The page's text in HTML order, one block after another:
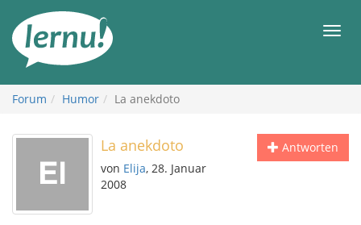
Inhalt
Forum Humor La anekdoto
Antworten
La anekdoto
von Elija, 28. Januar
2008